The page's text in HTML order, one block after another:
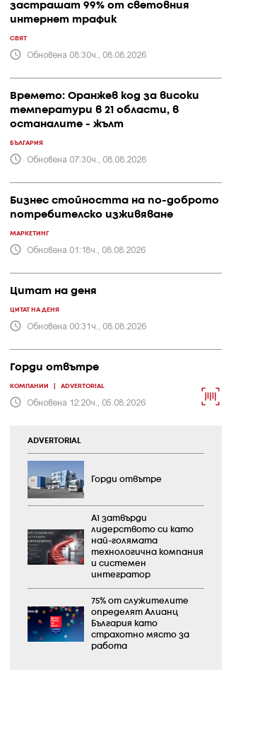
застрашат 99% от световния
интернет трафик
СВЯТ
Обновена 08:30ч., 08.08.2026
Времето: Оранжев код за високи
температури в 21 области, в
останалите - жълт
БЪЛГАРИЯ
Обновена 07:30ч., 08.08.2026
Бизнес стойността на по-доброто
потребителско изживяване
МАРКЕТИНГ
Обновена 01:18ч., 08.08.2026
Цитат на деня
ЦИТАТ НА ДЕНЯ
Обновена 00:31ч., 08.08.2026
Горди отвътре
КОМПАНИИ ADVERTORIAL
Обновена 12:20ч., 05.08.2026
ADVERTORIAL
Горди отвътре
А1 затвърди
лидерството си като
най-голямата
технологична компания
и системен
интегратор
75% от служителите
определят Алианц
България като
страхотно място за
работа